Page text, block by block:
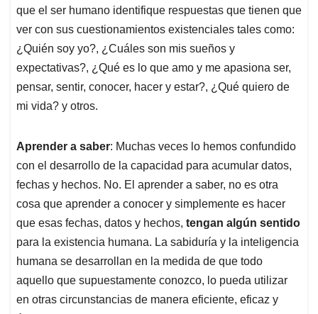
que el ser humano identifique respuestas que tienen que
ver con sus cuestionamientos existenciales tales como:
¿Quién soy yo?, ¿Cuáles son mis sueños y
expectativas?, ¿Qué es lo que amo y me apasiona ser,
pensar, sentir, conocer, hacer y estar?, ¿Qué quiero de
mi vida? y otros.
Aprender a saber: Muchas veces lo hemos confundido
con el desarrollo de la capacidad para acumular datos,
fechas y hechos. No. El aprender a saber, no es otra
cosa que aprender a conocer y simplemente es hacer
que esas fechas, datos y hechos, tengan algún sentido
para la existencia humana. La sabiduría y la inteligencia
humana se desarrollan en la medida de que todo
aquello que supuestamente conozco, lo pueda utilizar
en otras circunstancias de manera eficiente, eficaz y